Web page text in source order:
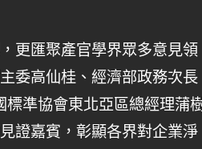
更匯聚產官學界眾多意見領
委高仙桂、經濟部政務次長
標準協會東北亞區總經理蒲
證嘉賓，彰顯各界對企業淨